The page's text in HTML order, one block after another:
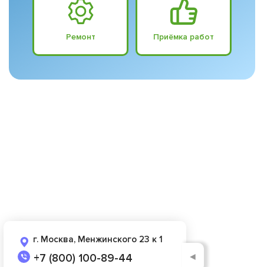
Ремонт Приёмка работ
г. Москва, Менжинского 23 к 1
+7 (800) 100-89-44 ◄